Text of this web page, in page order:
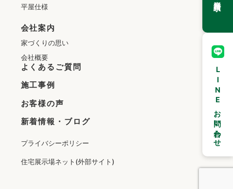
LINEお問い合わせ
平屋仕様
会社案内
家づくりの思い
会社概要
よくあるご質問
施工事例
お客様の声
新着情報・ブログ
プライバシーポリシー
住宅展示場ネット(外部サイト)